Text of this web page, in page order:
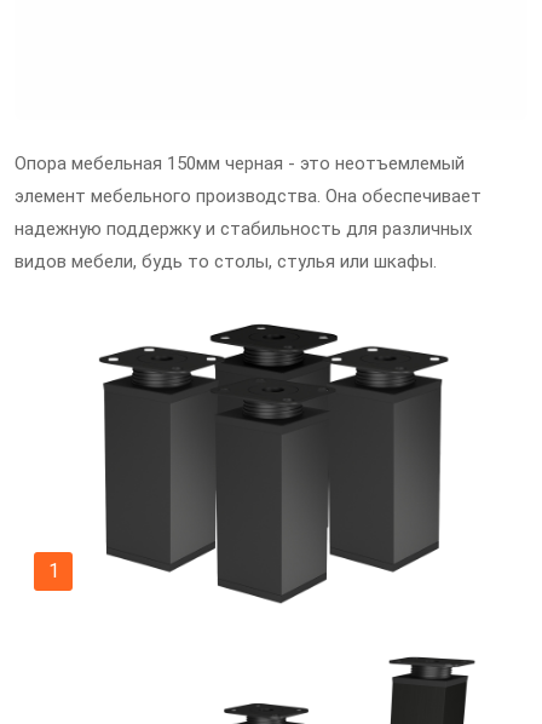
Опора мебельная 150мм черная - это неотъемлемый
элемент мебельного производства. Она обеспечивает
надежную поддержку и стабильность для различных
видов мебели, будь то столы, стулья или шкафы.
1